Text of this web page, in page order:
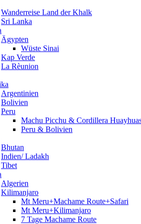
Wanderreise Land der Khalk
Sri Lanka
Ägypten
Wüste Sinai
Kap Verde
La Rèunion
Argentinien
Bolivien
Peru
Machu Picchu & Cordillera
Peru & Bolivien
Bhutan
Indien/ Ladakh
Tibet
Algerien
Kilimanjaro
Mt Meru+Machame Route+Safari
Mt Meru+Kilimanjaro
7 Tage Machame Route